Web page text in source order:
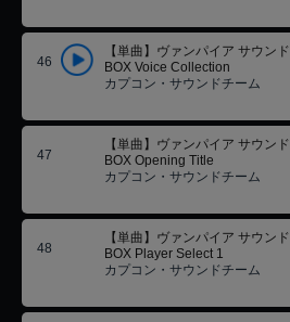
46
【単曲】ヴァンパイア サウンド
BOX Voice Collection
カプコン・サウンドチーム
47
【単曲】ヴァンパイア サウンド
BOX Opening Title
カプコン・サウンドチーム
48
【単曲】ヴァンパイア サウンド
BOX Player Select 1
カプコン・サウンドチーム